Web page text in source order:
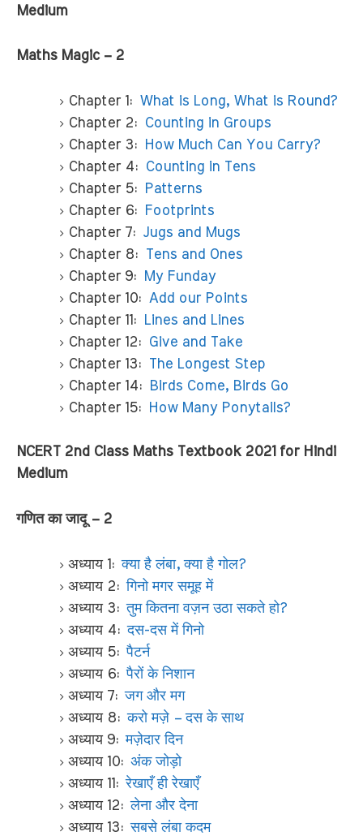
Medium
Maths Magic – 2
Chapter 1: What is Long, What is Round?
Chapter 2:
Counting in Groups
Chapter 3:
How Much Can You Carry?
Chapter 4:
Counting in Tens
Chapter 5:
Patterns
Chapter 6:
Footprints
Chapter 7: Jugs and Mugs
Chapter 8:
Tens and Ones
Chapter 9:
My Funday
Chapter 10: Add our Points
Chapter 11:
Lines and Lines
Chapter 12: Give and Take
Chapter 13: The Longest Step
Chapter 14: Birds Come, Birds Go
Chapter 15: How Many Ponytails?
NCERT 2nd Class Maths Textbook 2021 for Hindi
Medium
गणित का जादू – 2
अध्याय 1:क्या है लंबा, क्या है गोल?
अध्याय 2:गिनो मगर समूह में
अध्याय 3:तुम कितना वज़न उठा सकते हो?
अध्याय 4:दस-दस में गिनो
अध्याय 5:पैटर्न
अध्याय 6:पैरों के निशान
अध्याय 7:जग और मग
अध्याय 8: करो मज़े – दस के साथ
अध्याय 9: मज़ेदार दिन
अध्याय 10: अंक जोड़ो
अध्याय 11:रेखाएँ ही रेखाएँ
अध्याय 12:लेना और देना
अध्याय 13:सबसे लंबा कदम